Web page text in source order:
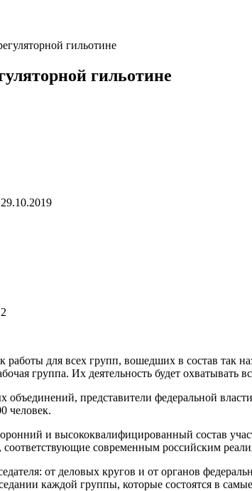
гильотине
гильотине
29.10.2019
2
для всех групп, вошедших в состав так
группа. Их деятельность будет
представители федеральной
человек.
и высококвалифицированный состав
соответствующие современным российским
от деловых кругов и от органов
каждой группы, которые состоятся в